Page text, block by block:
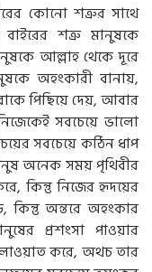
কোনো শত্রুর সাথে
শত্রু মানুষকে
আল্লাহ থেকে দূরে
অহংকারী বানায়,
পিছিয়ে দেয়, আবার
সবচেয়ে ভালো
সবচেয়ে কঠিন ধাপ
অনেক সময় পৃথিবীর
কিন্তু নিজের হৃদয়ের
কিন্তু অন্তরে অহংকার
প্রশংসা পাওয়ার
করে, অথচ তার